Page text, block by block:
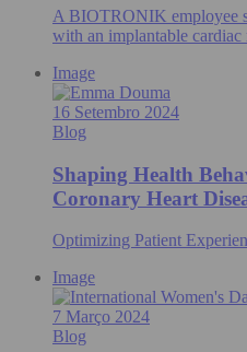
A BIOTRONIK employee
with an implantable cardiac
Image
16 Setembro 2024
Blog
Shaping Health
Coronary Heart
Optimizing Patient
Image
7 Março 2024
Blog